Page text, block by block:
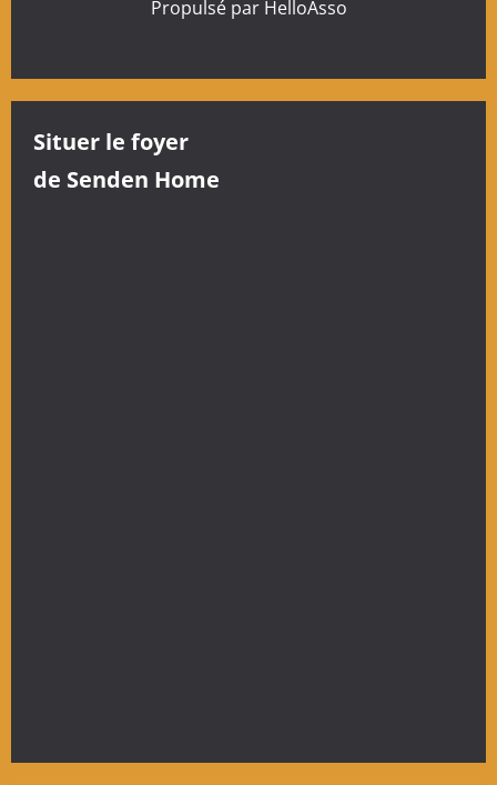
Propulsé par HelloAsso
Situer le foyer
de Senden Home